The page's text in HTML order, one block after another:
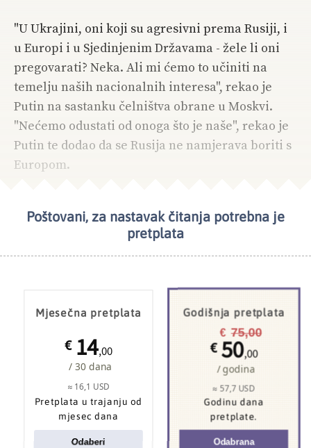
"U Ukrajini, oni koji su agresivni prema Rusiji, i
u Europi i u Sjedinjenim Državama - žele li oni
pregovarati? Neka. Ali mi ćemo to učiniti na
temelju naših nacionalnih interesa", rekao je
Putin na sastanku čelništva obrane u Moskvi.
"Nećemo odustati od onoga što je naše", rekao je
Putin te dodao da se Rusija ne namjerava boriti s
Europom.
Poštovani, za nastavak čitanja potrebna je
pretplata
Mjesečna pretplata
€ 14,00
/ 30 dana
≈ 16,1 USD
Pretplata u trajanju od
mjesec dana
Odaberi
Godišnja pretplata
€ 75,00
€ 50,00
/ godina
≈ 57,7 USD
Godinu dana
pretplate.
Odabrana
NAJČITANIJE TEMA DANA